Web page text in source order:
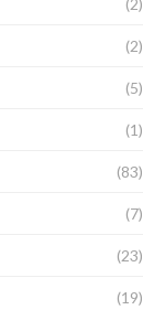
(2)
(2)
(5)
(1)
(83)
(7)
(23)
(19)